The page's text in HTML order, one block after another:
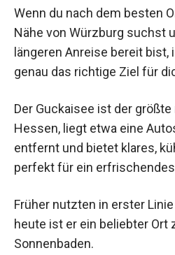
Wenn du nach dem besten
Nähe von Würzburg suchst
längeren Anreise bereit bist,
genau das richtige Ziel für
Der Guckaisee ist der
Hessen, liegt etwa eine
entfernt und bietet klares,
perfekt für ein
Früher nutzten in erster
heute ist er ein beliebter Ort
Sonnenbaden.